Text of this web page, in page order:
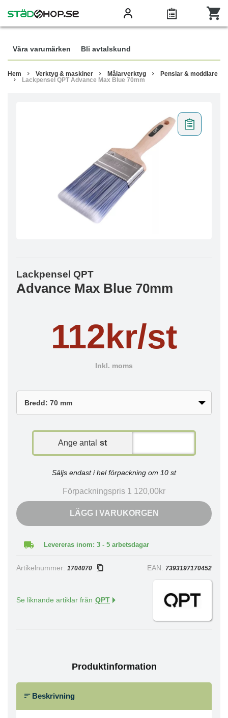
Våra varumärken Bli avtalskund
Hem Verktyg & maskiner Målarverktyg
Penslar & moddlare
Lackpensel QPT Advance Max Blue 70mm
Lackpensel QPT
Advance Max Blue 70mm
112kr/st
Inkl. moms
Ange antal st
Säljs endast i hel förpackning om 10 st
Förpackningspris 1 120,00kr
LÄGG I VARUKORGEN
Levereras inom: 3 - 5 arbetsdagar
Artikelnummer: 1704070 EAN: 7393197170452
Se liknande artiklar från QPT
Produktinformation
Beskrivning